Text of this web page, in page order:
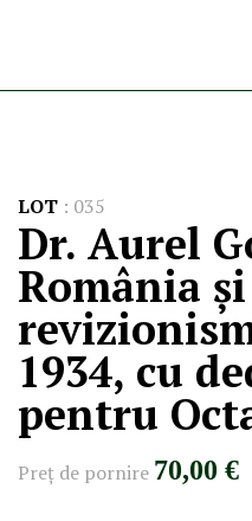
LOT : 035
Dr. Aurel
România și
1934, cu
pentru
Preţ de pornire 70,00 €